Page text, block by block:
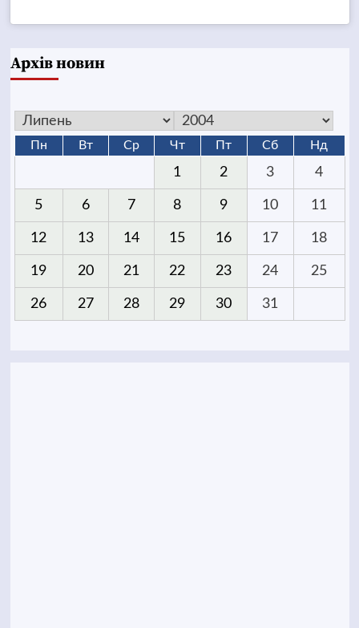
Архів новин
Пн Вт Ср Чт Пт Сб Нд
1 2 3 4
5 6 7 8 9 10 11
12 13 14 15 16 17 18
19 20 21 22 23 24 25
26 27 28 29 30 31